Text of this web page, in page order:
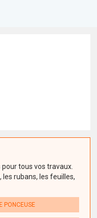
tous vos travaux.
rubans, les feuilles,
PONCEUSE